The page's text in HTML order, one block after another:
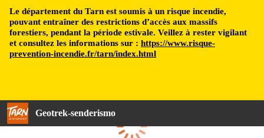
Le département du Tarn est soumis à un risque incendie,
pouvant entraîner des restrictions d’accès aux massifs
forestiers, pendant la période estivale. Veillez à rester vigilant
et consultez les informations sur : https://www.risque-
prevention-incendie.fr/tarn/index.html
Geotrek-senderismo
Cargando